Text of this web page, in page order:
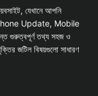
যেখানে আপনি
Update, Mobile
গুরুত্বপূর্ণ তথ্য সহজ ও
জটিল বিষয়গুলো সাধারণ